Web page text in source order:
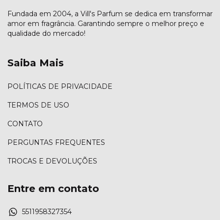
Fundada em 2004, a Vill's Parfum se dedica em transformar
amor em fragrância. Garantindo sempre o melhor preço e
qualidade do mercado!
Saiba Mais
POLÍTICAS DE PRIVACIDADE
TERMOS DE USO
CONTATO
PERGUNTAS FREQUENTES
TROCAS E DEVOLUÇÕES
Entre em contato
5511958327354